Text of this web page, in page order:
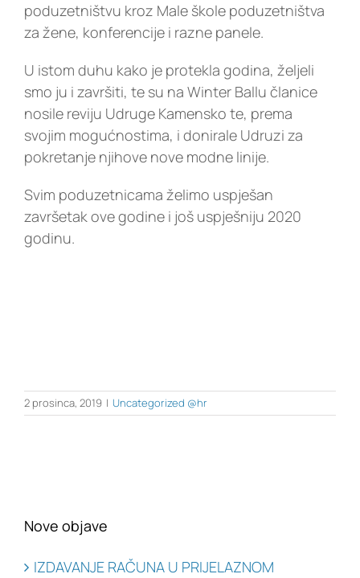
poduzetništvu kroz Male škole poduzetništva
za žene, konferencije i razne panele.
U istom duhu kako je protekla godina, željeli
smo ju i završiti, te su na Winter Ballu članice
nosile reviju Udruge Kamensko te, prema
svojim mogućnostima, i donirale Udruzi za
pokretanje njihove nove modne linije.
Svim poduzetnicama želimo uspješan
završetak ove godine i još uspješniju 2020
godinu.
2 prosinca, 2019 | Uncategorized @hr
Nove objave
IZDAVANJE RAČUNA U PRIJELAZNOM